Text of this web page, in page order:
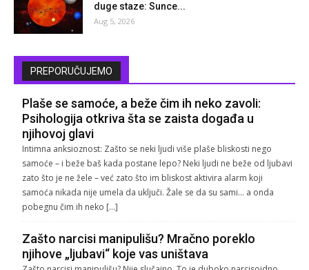
duge staze: Sunce...
Aug 5, 2026
PREPORUČUJEMO
Plaše se samoće, a beže čim ih neko zavoli:
Psihologija otkriva šta se zaista događa u
njihovoj glavi
Intimna anksioznost: Zašto se neki ljudi više plaše bliskosti nego
samoće – i beže baš kada postane lepo? Neki ljudi ne beže od ljubavi
zato što je ne žele – već zato što im bliskost aktivira alarm koji
samoća nikada nije umela da uključi. Žale se da su sami… a onda
pobegnu čim ih neko […]
Zašto narcisi manipulišu? Mračno poreklo
njihove „ljubavi“ koje vas uništava